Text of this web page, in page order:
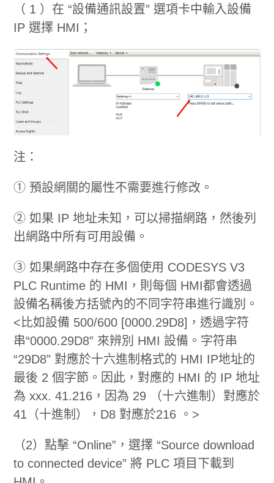
（ 1 ）在 “設備通訊設置” 選項卡中輸入設備
IP 選擇 HMI；
注：
① 預設網關的屬性不需要進行修改。
② 如果 IP 地址未知，可以掃描網路，然後列
出網路中所有可用設備。
③ 如果網路中存在多個使用 CODESYS V3
PLC Runtime 的 HMI，則每個 HMI都會透過
設備名稱後方括號內的不同字符串進行識別。
<比如設備 500/600 [0000.29D8]，透過字符
串“0000.29D8” 來辨別 HMI 設備。字符串
“29D8” 對應於十六進制格式的 HMI IP地址的
最後 2 個字節。因此，對應的 HMI 的 IP 地址
為 xxx. 41.216，因為 29 （十六進制）對應於
41（十進制），D8 對應於216 。>
（2）點擊 “Online”，選擇 “Source download
to connected device” 將 PLC 項目下載到